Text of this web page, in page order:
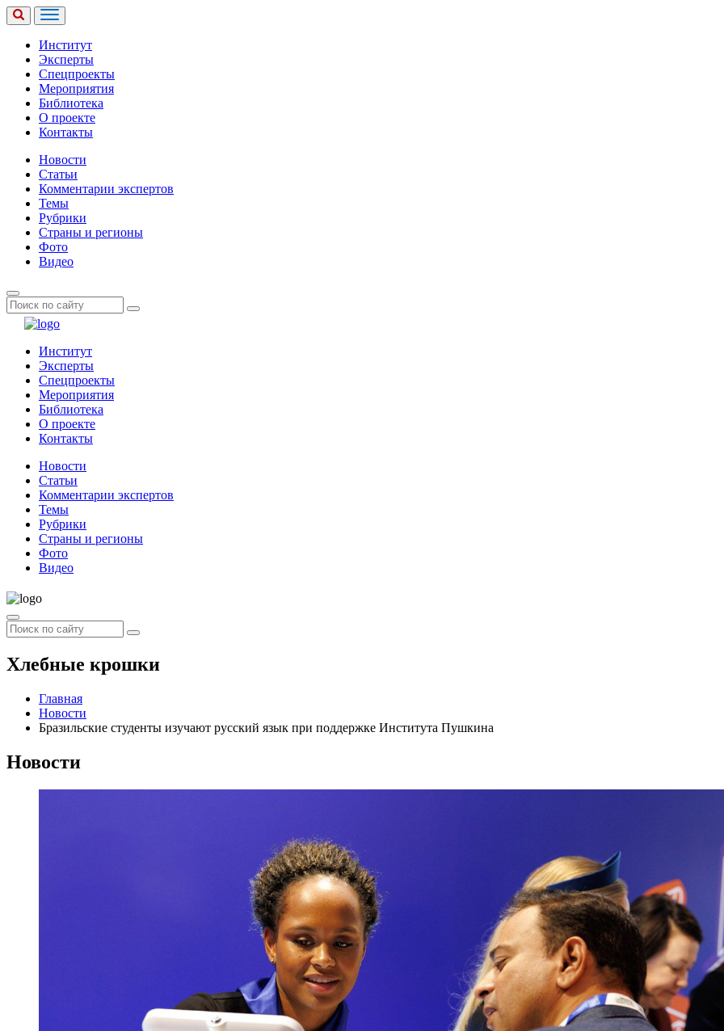
Институт
Эксперты
Спецпроекты
Мероприятия
Библиотека
О проекте
Контакты
Новости
Статьи
Комментарии экспертов
Темы
Рубрики
Страны и регионы
Фото
Видео
Институт
Эксперты
Спецпроекты
Мероприятия
Библиотека
О проекте
Контакты
Новости
Статьи
Комментарии экспертов
Темы
Рубрики
Страны и регионы
Фото
Видео
Хлебные крошки
Главная
Новости
Бразильские студенты изучают русский язык при поддержке Института Пушкина
Новости